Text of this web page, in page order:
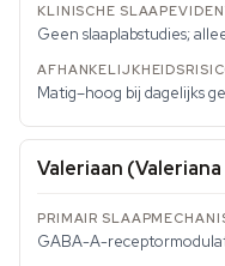
Geen slaaplabstudies;
Matig–hoog bij dagelijks
Valeriaan
GABA-A-